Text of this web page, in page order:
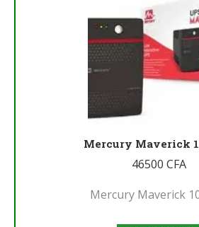
Mercury Maverick
46500 CFA
Mercury Maverick